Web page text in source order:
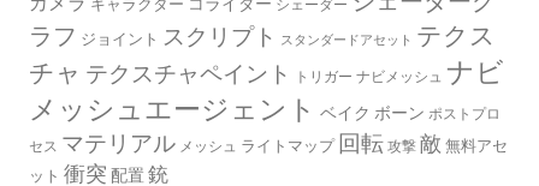
キャラクター シェーダー
ラフ ジョイント スクリプト スタンダードアセット テクス
チャ テクスチャペイント トリガー ナビメッシュ ナビ
メッシュエージェント ベイク ボーン ポストプロ
セス マテリアル メッシュ ライトマップ 回転 攻撃 敵 無料アセ
ット 衝突 配置 銃